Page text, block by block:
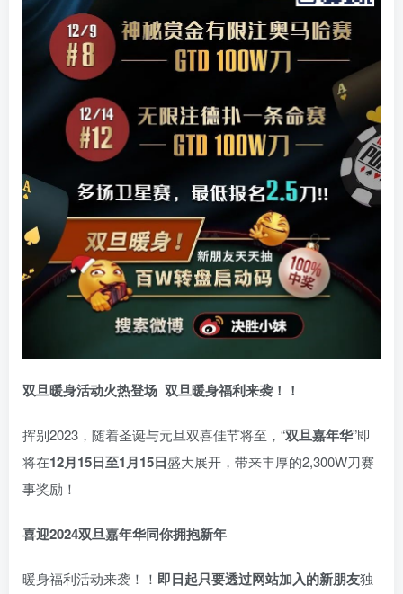
双旦暖身活动火热登场 双旦暖身福利来袭！！
挥别2023，随着圣诞与元旦双喜佳节将至，“双旦嘉年华”即
将在12月15日至1月15日盛大展开，带来丰厚的2,300W刀赛
事奖励！
喜迎2024双旦嘉年华同你拥抱新年
暖身福利活动来袭！！ 即日起只要透过网站加入的新朋友独